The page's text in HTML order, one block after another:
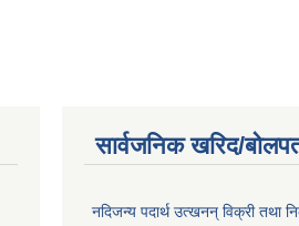
सार्वजनिक खरिद/
नदिजन्य पदार्थ उत्खनन् विक्री तथा